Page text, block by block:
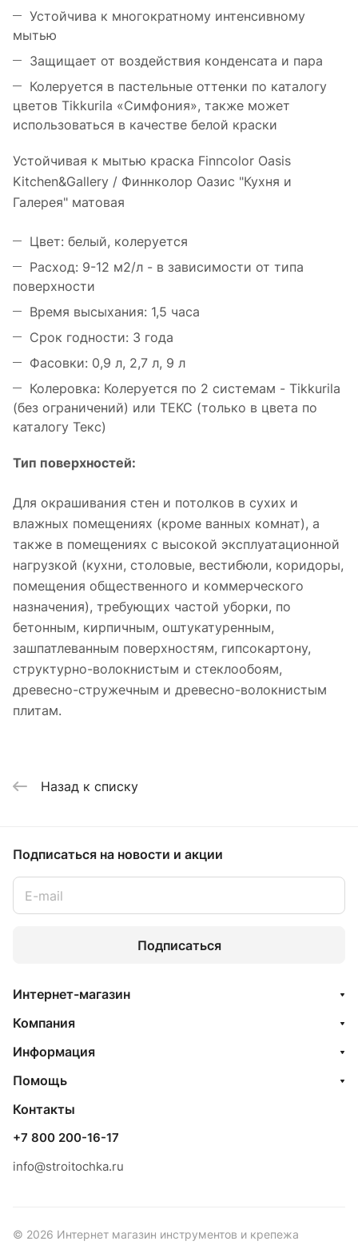
Устойчива к многократному интенсивному
мытью
Защищает от воздействия конденсата и пара
Колеруется в пастельные оттенки по каталогу
цветов Tikkurila «Симфония», также может
использоваться в качестве белой краски
Устойчивая к мытью краска Finncolor Oasis
Kitchen&Gallery / Финнколор Оазис "Кухня и
Галерея" матовая
Цвет: белый, колеруется
Расход: 9-12 м2/л - в зависимости от типа
поверхности
Время высыхания: 1,5 часа
Срок годности: 3 года
Фасовки: 0,9 л, 2,7 л, 9 л
Колеровка: Колеруется по 2 системам - Tikkurila
(без ограничений) или ТЕКС (только в цвета по
каталогу Текс)
Тип поверхностей:
Для окрашивания стен и потолков в сухих и
влажных помещениях (кроме ванных комнат), а
также в помещениях с высокой эксплуатационной
нагрузкой (кухни, столовые, вестибюли, коридоры,
помещения общественного и коммерческого
назначения), требующих частой уборки, по
бетонным, кирпичным, оштукатуренным,
зашпатлеванным поверхностям, гипсокартону,
структурно-волокнистым и стеклообоям,
древесно-стружечным и древесно-волокнистым
плитам.
Назад к списку
Подписаться на новости и акции
Подписаться
Интернет-магазин
Компания
Информация
Помощь
Контакты
+7 800 200-16-17
info@stroitochka.ru
© 2026 Интернет магазин инструментов и крепежа